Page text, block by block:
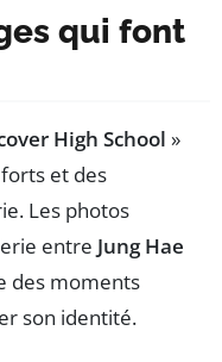
qui font
High School »
et des
Les photos
entre Jung Hae
des moments
son identité.